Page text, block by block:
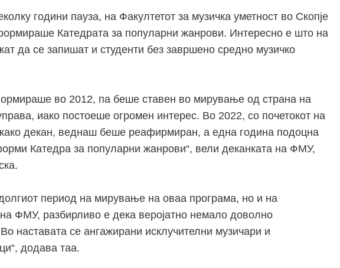
години пауза, на Факултетот за музичка уметност во Скопје
Катедрата за популарни жанрови. Интересно е што на
да се запишат и студенти без завршено средно музичко
во 2012, па беше ставен во мирување од страна на
иако постоеше огромен интерес. Во 2022, со почетокот на
декан, веднаш беше реафирмиран, а една година подоцна
Катедра за популарни жанрови“, вели деканката на ФМУ,
период на мирување на оваа програма, но и на
на ФМУ, разбирливо е дека веројатно немало доволно
наставата се ангажирани исклучителни музичари и
додава таа.